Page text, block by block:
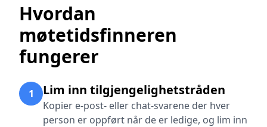
Hvordan
møtetidsfinneren
fungerer
1 Lim inn tilgjengelighetstråden
Kopier e-post- eller chat-svarene der hver
person er oppført når de er ledige, og lim inn